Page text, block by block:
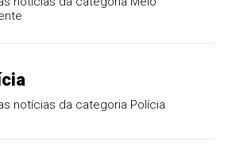
notícias da categoria Polícia